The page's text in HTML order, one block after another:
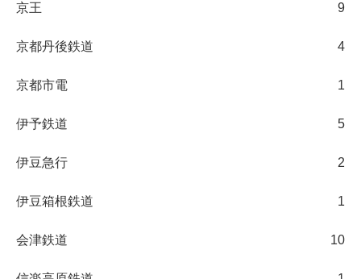
京王 9
京都丹後鉄道 4
京都市電 1
伊予鉄道 5
伊豆急行 2
伊豆箱根鉄道 1
会津鉄道 10